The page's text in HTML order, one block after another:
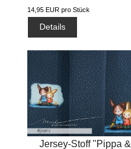
14,95 EUR pro Stück
Details
Jersey-Stoff "Pippa &